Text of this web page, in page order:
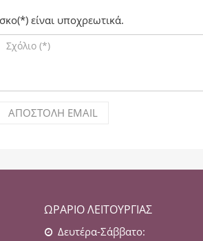
είναι υποχρεωτικά.
ΑΠΟΣΤΟΛΉ EMAIL
ΩΡΆΡΙΟ ΛΕΙΤΟΥΡΓΊΑΣ
Δευτέρα-Σάββατο: